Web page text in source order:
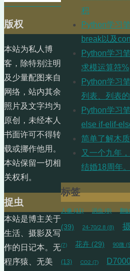
积
Python学习
break以及
Python学习
求模运算符%
Python学习
列表、列表
Python学习
else if-elif-
简单了解木
又一个九年
结婚18周年。
标签
人像 (11) 涡虫 (8) 翻
(39) 24-70/2.8 (8)
(7) 花卉 (29) 90微
(13) CO2 (7) D7000
版权
本站为私人博
客，除特别注明
及少量配图来自
网络，站内其余
照片及文字均为
原创，未经本人
书面许可不得转
载或挪作他用。
本站保留一切相
关权利。
捉虫
本站是博主关于
生活、摄影及写
作的日记本。无
程序猿、无美